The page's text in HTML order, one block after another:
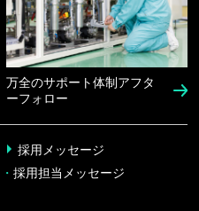
万全のサポート体制 アフタ
ーフォロー
採用メッセージ
・ 採用担当メッセージ